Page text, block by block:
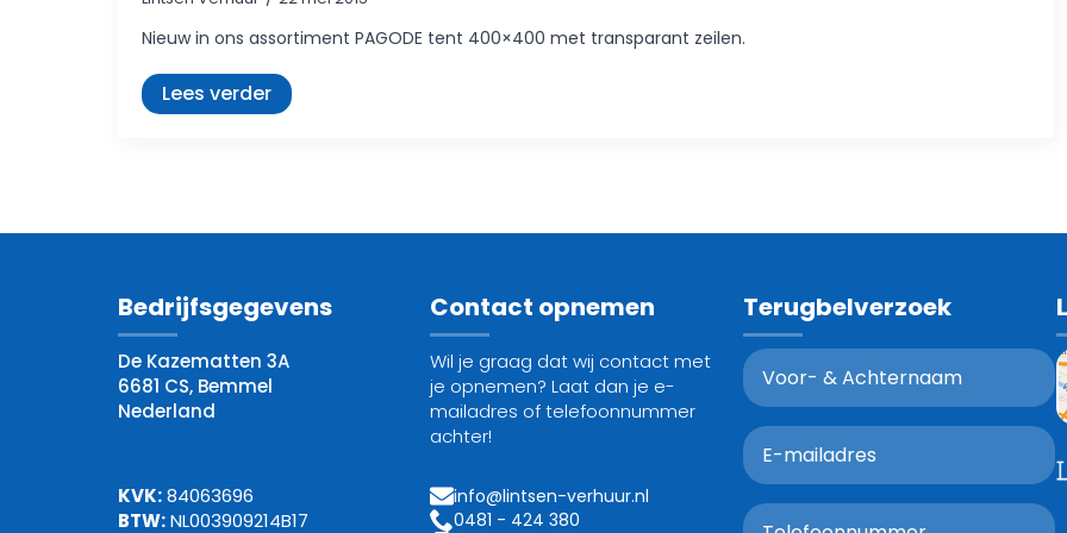
Nieuw in ons assortiment PAGODE tent 400×400 met transparant zeilen.
Lees verder
Bedrijfsgegevens
De Kazematten 3A
6681 CS, Bemmel
Nederland
KVK:84063696
BTW:NL003909214B17
Contact opnemen
Wil je graag dat wij contact met
je opnemen? Laat dan je e-
mailadres of telefoonnummer
achter!
info@lintsen-verhuur.nl
0481 - 424 380
Terugbelverzoek